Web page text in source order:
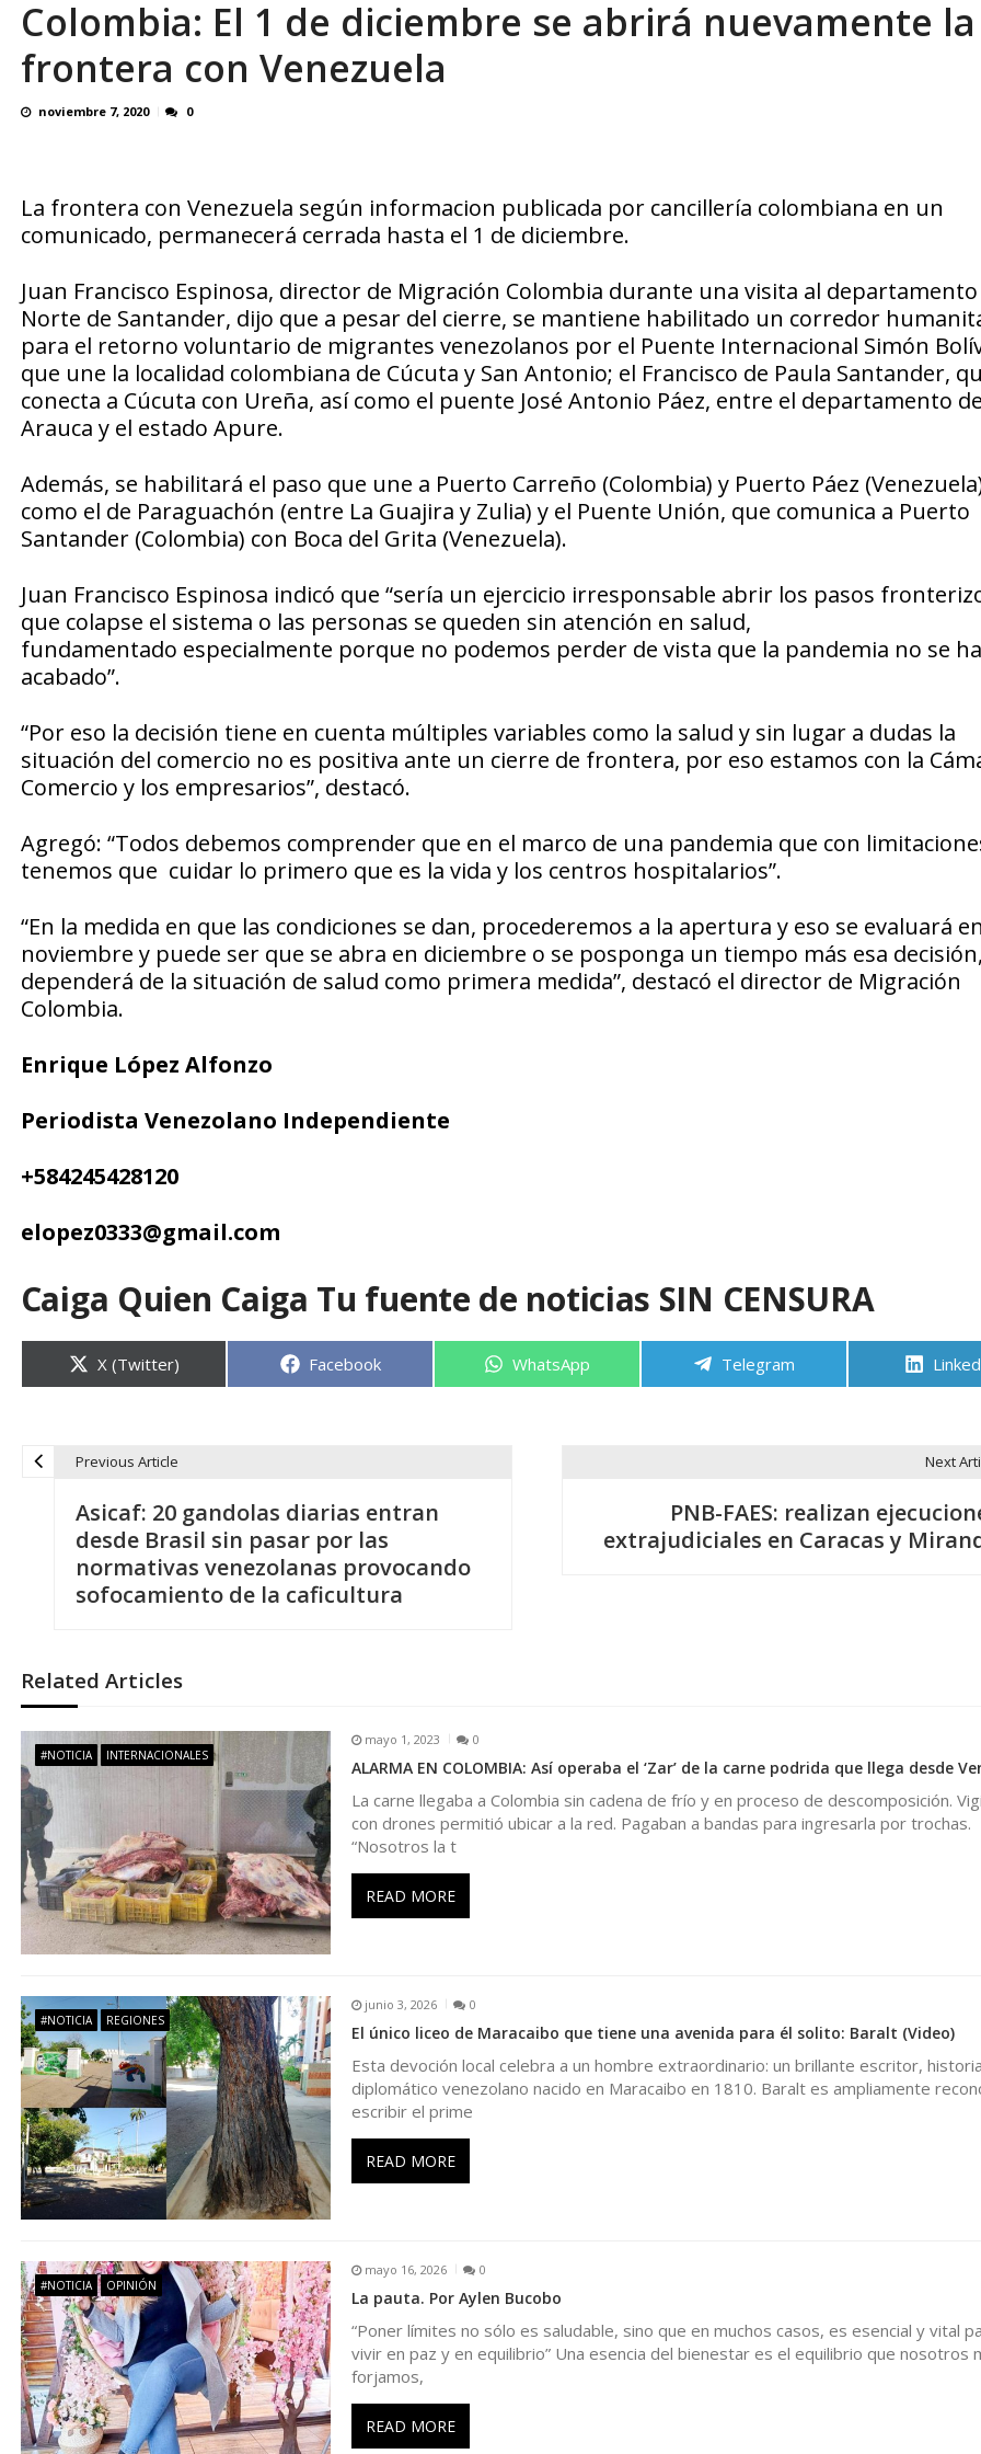
Familiares realizaron nueva vigilia en El Rodeo I por la libertad inmediata de l... AGOSTO 5, 2026
Colombia: El 1 de diciembre se abrirá nuevamente la
frontera con Venezuela
noviembre 7, 2020 0
La frontera con Venezuela según informacion publicada por cancillería colombiana en un
comunicado, permanecerá cerrada hasta el 1 de diciembre.
Juan Francisco Espinosa, director de Migración Colombia durante una visita al departamento
Norte de Santander, dijo que a pesar del cierre, se mantiene habilitado un corredor
para el retorno voluntario de migrantes venezolanos por el Puente Internacional Simón
que une la localidad colombiana de Cúcuta y San Antonio; el Francisco de Paula Santander,
conecta a Cúcuta con Ureña, así como el puente José Antonio Páez, entre el departamento de
Arauca y el estado Apure.
Además, se habilitará el paso que une a Puerto Carreño (Colombia) y Puerto Páez
como el de Paraguachón (entre La Guajira y Zulia) y el Puente Unión, que comunica a Puerto
Santander (Colombia) con Boca del Grita (Venezuela).
Juan Francisco Espinosa indicó que “sería un ejercicio irresponsable abrir los pasos
que colapse el sistema o las personas se queden sin atención en salud,
fundamentado especialmente porque no podemos perder de vista que la pandemia no se ha
acabado”.
“Por eso la decisión tiene en cuenta múltiples variables como la salud y sin lugar a dudas la
situación del comercio no es positiva ante un cierre de frontera, por eso estamos con la
Comercio y los empresarios”, destacó.
Agregó: “Todos debemos comprender que en el marco de una pandemia que con
tenemos que cuidar lo primero que es la vida y los centros hospitalarios”.
“En la medida en que las condiciones se dan, procederemos a la apertura y eso se evaluará en
noviembre y puede ser que se abra en diciembre o se posponga un tiempo más esa
dependerá de la situación de salud como primera medida”, destacó el director de Migración
Colombia.
Enrique López Alfonzo
Periodista Venezolano Independiente
+584245428120
elopez0333@gmail.com
Caiga Quien Caiga Tu fuente de noticias SIN CENSURA
Compartir
en
X (Twitter) Compartir
Facebook Compartir
WhatsApp Compartir
Telegram
g
a
c
i
ó
d
e
e
n
t
r
a
d
Previous Article
Asicaf: 20 gandolas diarias entran
desde Brasil sin pasar por las
normativas venezolanas provocando
sofocamiento de la caficultura
Next
PNB-FAES: realizan
extrajudiciales en Caracas y
Related Articles
#NOTICIA INTERNACIONALES
mayo 1, 2023 0
ALARMA EN COLOMBIA: Así operaba el ‘Zar’ de la carne podrida que llega desde
La carne llegaba a Colombia sin cadena de frío y en proceso de descomposición.
con drones permitió ubicar a la red. Pagaban a bandas para ingresarla por trochas.
“Nosotros la t
READ MORE
#NOTICIA REGIONES
junio 3, 2026 0
El único liceo de Maracaibo que tiene una avenida para él solito: Baralt (Video)
Esta devoción local celebra a un hombre extraordinario: un brillante escritor,
diplomático venezolano nacido en Maracaibo en 1810. Baralt es ampliamente
escribir el prime
READ MORE
#NOTICIA OPINIÓN
mayo 16, 2026 0
La pauta. Por Aylen Bucobo
“Poner límites no sólo es saludable, sino que en muchos casos, es esencial y vital
vivir en paz y en equilibrio” Una esencia del bienestar es el equilibrio que nosotros
forjamos,
READ MORE